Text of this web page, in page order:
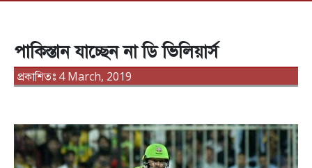
পাকিস্তান যাচ্ছেন না ডি ভিলিয়ার্স
প্রকাশিতঃ 4 March, 2019